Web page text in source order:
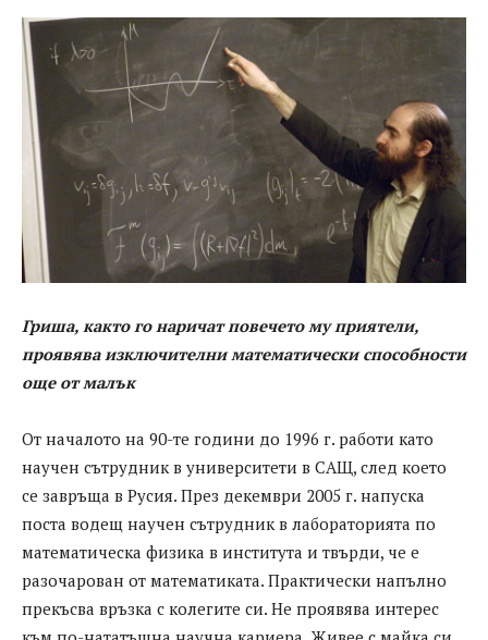
Гриша, както го наричат повечето му приятели,
проявява изключителни математически способности
още от малък
От началото на 90-те години до 1996 г. работи като
научен сътрудник в университети в САЩ, след което
се завръща в Русия. През декември 2005 г. напуска
поста водещ научен сътрудник в лабораторията по
математическа физика в института и твърди, че е
разочарован от математиката. Практически напълно
прекъсва връзка с колегите си. Не проявява интерес